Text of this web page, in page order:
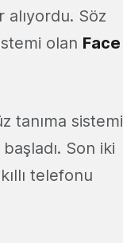
Söz
olan Face
tanıma sistemi
Son iki
telefonu